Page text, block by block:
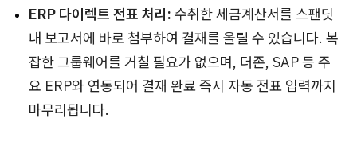
ERP 다이렉트 전표 처리: 수취한 세금계산서를 스팬딧
내 보고서에 바로 첨부하여 결재를 올릴 수 있습니다. 복
잡한 그룹웨어를 거칠 필요가 없으며, 더존, SAP 등 주
요 ERP와 연동되어 결재 완료 즉시 자동 전표 입력까지
마무리됩니다.